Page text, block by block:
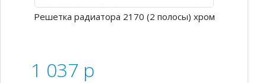
Решетка радиатора 2170 (2 полосы) хром
1 037 p